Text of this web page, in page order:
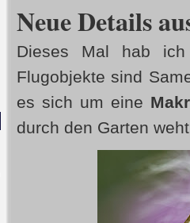
Neue Details
Dieses Mal hab
Flugobjekte sind
es sich um eine
durch den Garten